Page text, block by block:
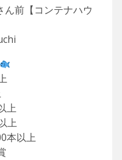
前【コンテナハウ
上
上
本以上